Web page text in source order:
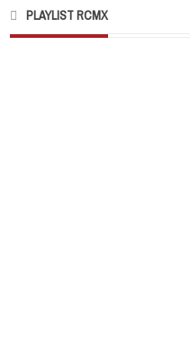
PLAYLIST RCMX